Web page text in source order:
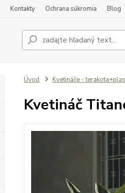
Kontakty Ochrana súkromia Blog
Úvod Kvetináče -
Kvetináč